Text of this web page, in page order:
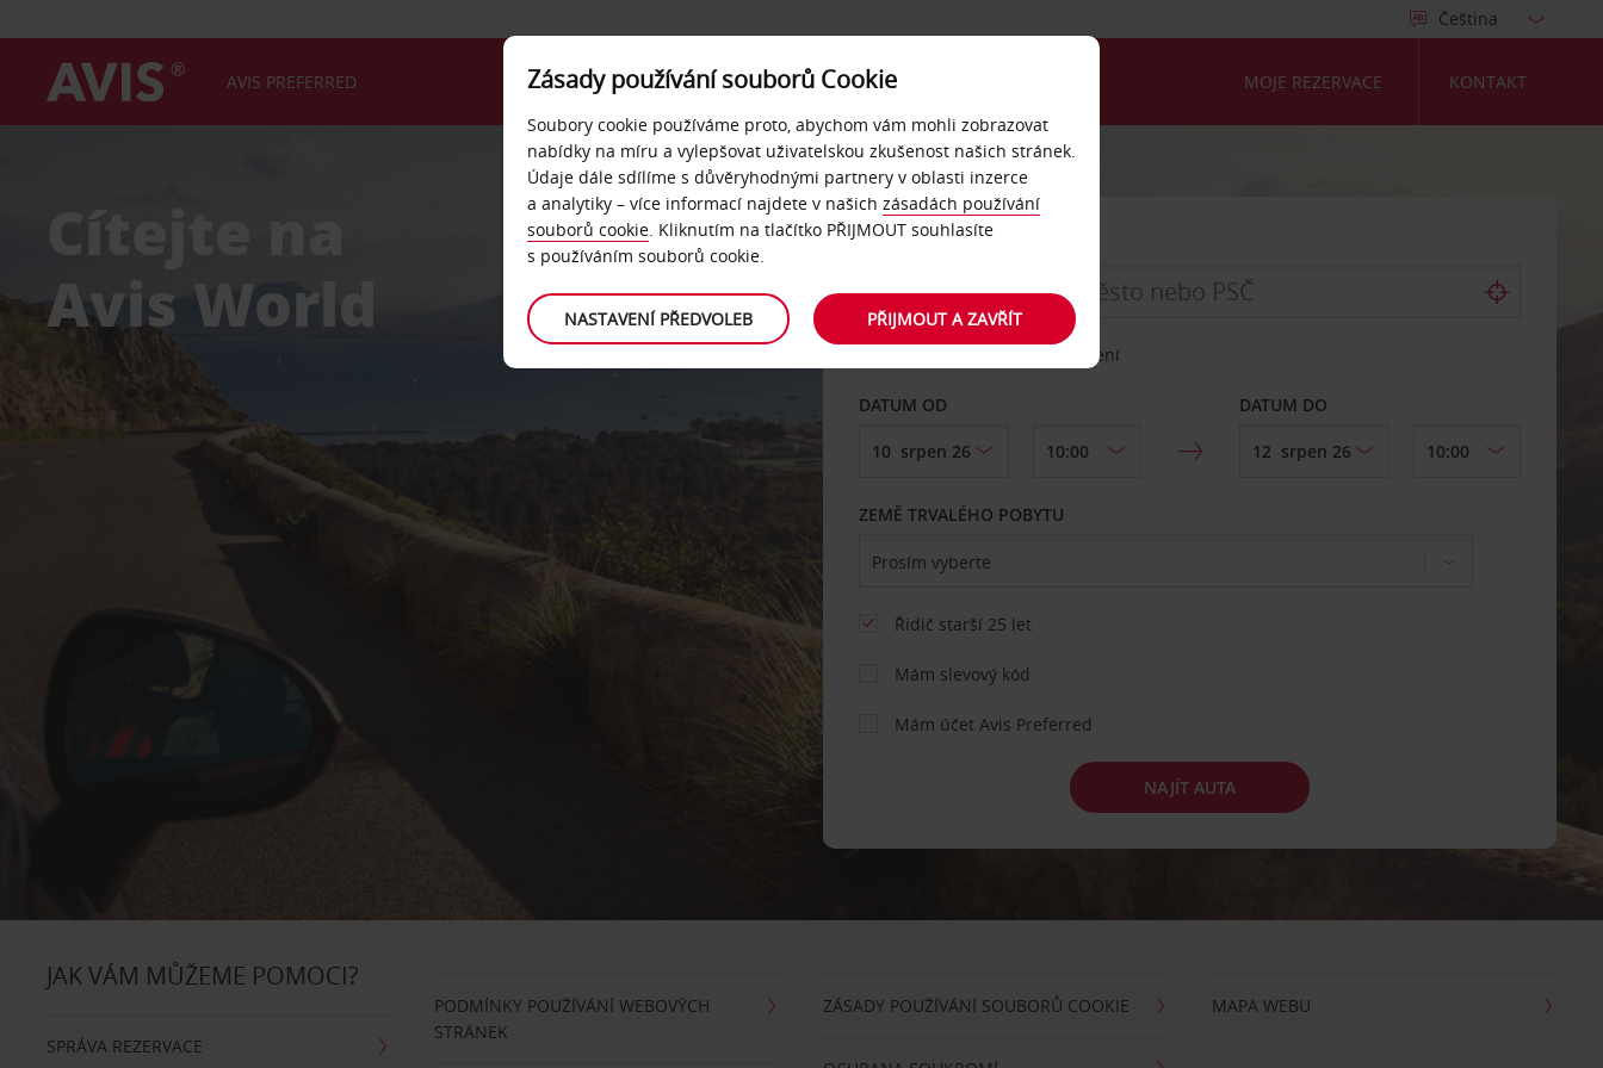
AVIS PREFERRED MOJE REZERVACE KONTAKT
Cítejte na
Avis World
Vyberte si jiné místo vrácení
DATUM OD DATUM DO
ZEMĚ TRVALÉHO POBYTU
Řidič starší 25 let
Mám slevový kód
Mám účet Avis Preferred
NAJÍT AUTA
JAK VÁM MŮŽEME POMOCI?
SPRÁVA REZERVACE
PODMÍNKY POUŽÍVÁNÍ WEBOVÝCH
STRÁNEK
ZÁSADY POUŽÍVÁNÍ SOUBORŮ COOKIE MAPA WEBU
Zásady používání souborů Cookie
Soubory cookie používáme proto, abychom vám mohli zobrazovat
nabídky na míru a vylepšovat uživatelskou zkušenost našich stránek.
Údaje dále sdílíme s důvěryhodnými partnery v oblasti inzerce
a analytiky – více informací najdete v našich zásadách používání
souborů cookie. Kliknutím na tlačítko PŘIJMOUT souhlasíte
s používáním souborů cookie.
NASTAVENÍ PŘEDVOLEB PŘIJMOUT A ZAVŘÍT